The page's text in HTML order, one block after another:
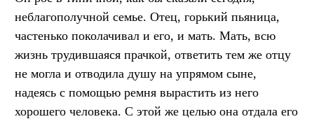
неблагополучной семье. Отец, горький пьяница,
частенько поколачивал и его, и мать. Мать, всю
жизнь трудившаяся прачкой, ответить тем же отцу
не могла и отводила душу на упрямом сыне,
надеясь с помощью ремня вырастить из него
хорошего человека. С этой же целью она отдала его